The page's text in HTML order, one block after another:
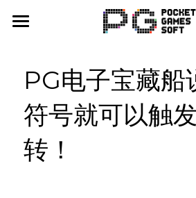
游戏试玩
PG爆率计算器
合作平台
PG电子宝藏船
符号就可以触
转！